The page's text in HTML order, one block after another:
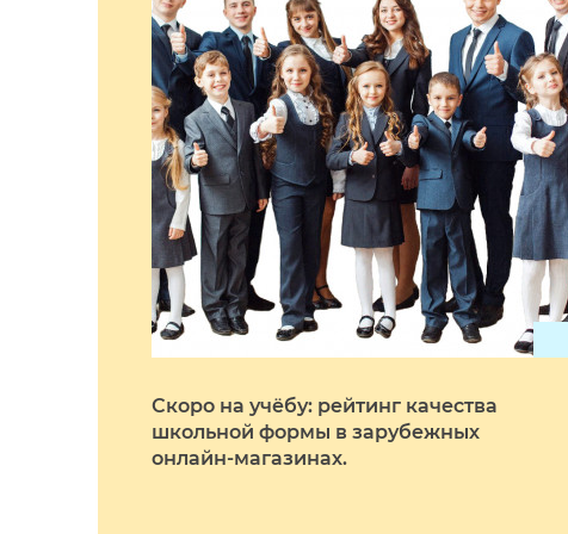
Скоро на учёбу: рейтинг качества
школьной формы в зарубежных
онлайн-магазинах.